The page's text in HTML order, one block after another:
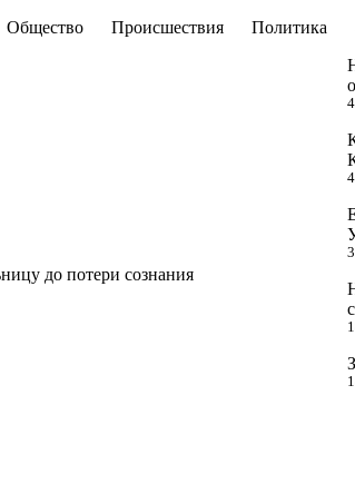
Общество Происшествия Политика
до потери сознания